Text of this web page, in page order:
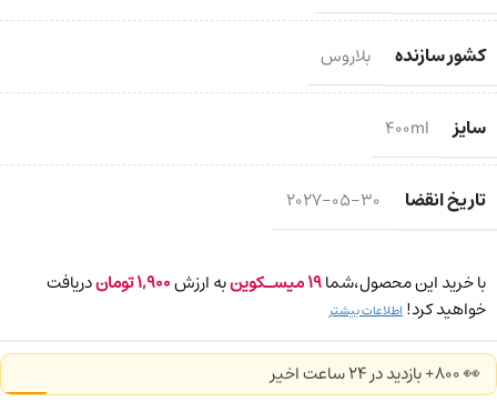
کشور سازنده بلاروس
سایز 400ml
تاریخ انقضا 2027-05-30
با خرید این محصول،شما19میسـکوینبه ارزش1,900توماندریافت
خواهید کرد! اطلاعات بیشتر
👀 800+ بازدید در ۲۴ ساعت اخیر